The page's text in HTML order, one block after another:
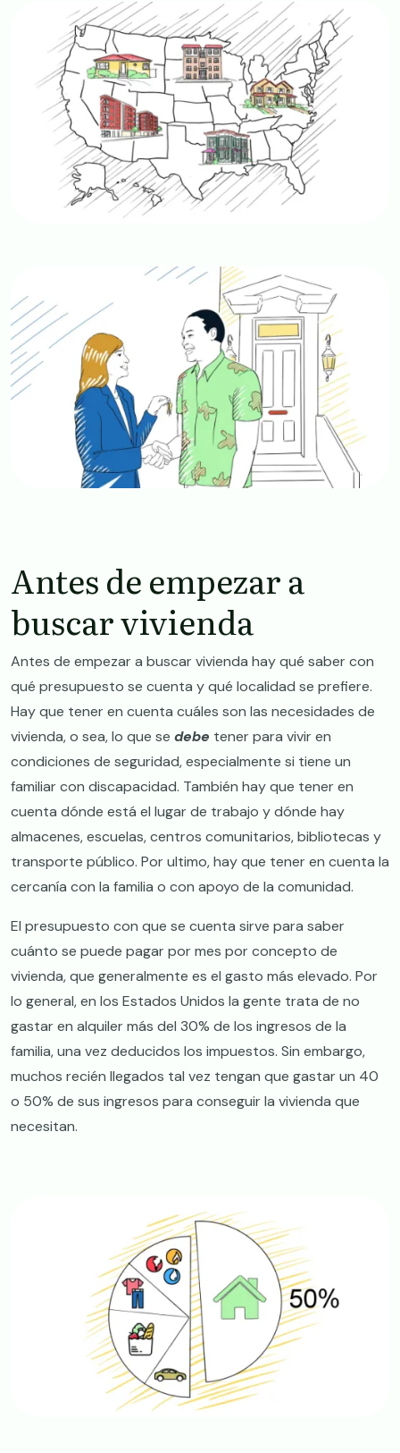
Antes de empezar a
buscar vivienda
Antes de empezar a buscar vivienda hay qué saber con
qué presupuesto se cuenta y qué localidad se prefiere.
Hay que tener en cuenta cuáles son las necesidades de
vivienda, o sea, lo que se debe tener para vivir en
condiciones de seguridad, especialmente si tiene un
familiar con discapacidad. También hay que tener en
cuenta dónde está el lugar de trabajo y dónde hay
almacenes, escuelas, centros comunitarios, bibliotecas y
transporte público. Por ultimo, hay que tener en cuenta la
cercanía con la familia o con apoyo de la comunidad.
El presupuesto con que se cuenta sirve para saber
cuánto se puede pagar por mes por concepto de
vivienda, que generalmente es el gasto más elevado. Por
lo general, en los Estados Unidos la gente trata de no
gastar en alquiler más del 30% de los ingresos de la
familia, una vez deducidos los impuestos. Sin embargo,
muchos recién llegados tal vez tengan que gastar un 40
o 50% de sus ingresos para conseguir la vivienda que
necesitan.